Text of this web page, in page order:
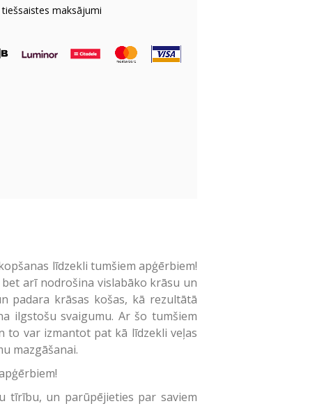
tiešsaistes maksājumi
līdzekli tumšiem apģērbiem!
arī nodrošina vislabāko krāsu un
padara krāsas košas, kā rezultātā
ilgstošu svaigumu. Ar šo tumšiem
to var izmantot pat kā līdzekli veļas
mazgāšanai.
tīrību, un parūpējieties par saviem